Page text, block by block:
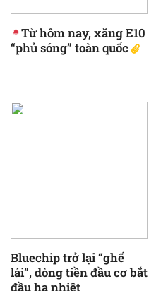
Từ hôm nay, xăng E10
“phủ sóng” toàn quốc
Bluechip trở lại “ghế
lái”, dòng tiền đầu cơ bắt
đầu hạ nhiệt